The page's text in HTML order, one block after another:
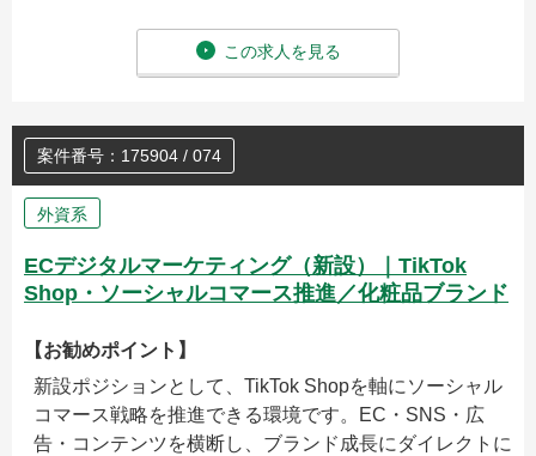
この求人を見る
案件番号：175904 / 074
外資系
ECデジタルマーケティング（新設）｜TikTok
Shop・ソーシャルコマース推進／化粧品ブランド
【お勧めポイント】
新設ポジションとして、TikTok Shopを軸にソーシャル
コマース戦略を推進できる環境です。EC・SNS・広
告・コンテンツを横断し、ブランド成長にダイレクトに